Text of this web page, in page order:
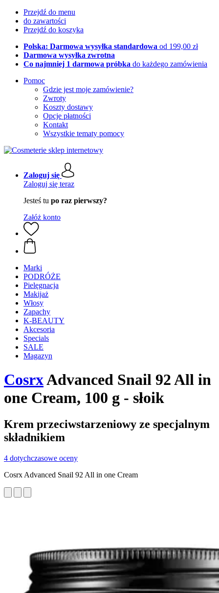
Przejdź do menu
do zawartości
Przejdź do koszyka
Polska: Darmowa wysyłka standardowa od 199,00 zł
Darmowa wysyłka zwrotna
Co najmniej 1 darmowa próbka do każdego zamówienia
Pomoc
Gdzie jest moje zamówienie?
Zwroty
Koszty dostawy
Opcje płatności
Kontakt
Wszystkie tematy pomocy
Zaloguj się
Zaloguj się teraz
Jesteś tu po raz pierwszy?
Załóż konto
Marki
PODRÓŻE
Pielęgnacja
Makijaż
Włosy
Zapachy
K-BEAUTY
Akcesoria
Specials
SALE
Magazyn
CosrxAdvanced Snail 92 All in
one Cream, 100 g - słoik
Krem przeciwstarzeniowy ze specjalnym
składnikiem
4 dotychczasowe oceny
Cosrx Advanced Snail 92 All in one Cream